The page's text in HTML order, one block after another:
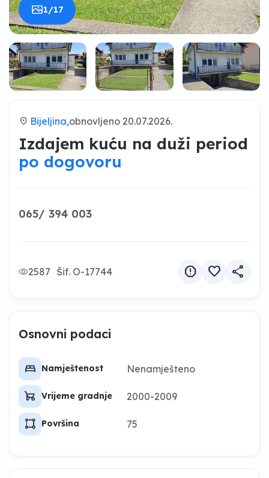
1/17
location_on Bijeljina,obnovljeno 20.07.2026.
Izdajem kuću na duži period
po dogovoru
065/ 394 003
2587 Šif. O-17744 report favorite share
Osnovni podaci
bed Namještenost Nenamješteno
garden_cart Vrijeme gradnje 2000-2009
activity_zone Površina 75